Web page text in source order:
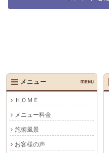
メニュー MENU
ＨＯＭＥ
メニュー料金
施術風景
お客様の声